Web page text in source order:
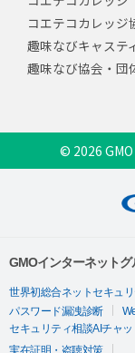
コエテコカレッジ
趣味なびキャステ
趣味なび協会・団
© 2026